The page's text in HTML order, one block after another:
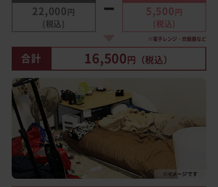
22,000円
(税込)
5,500円
(税込)
※電子レンジ・炊飯器など
合計 16,500円（税込）